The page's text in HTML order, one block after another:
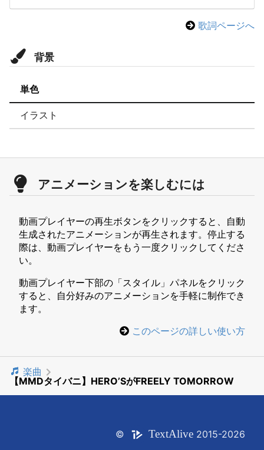
歌詞ページへ
背景
単色
イラスト
アニメーションを楽しむには
動画プレイヤーの再生ボタンをクリックすると、自動
生成されたアニメーションが再生されます。停止する
際は、動画プレイヤーをもう一度クリックしてくださ
い。
動画プレイヤー下部の「スタイル」パネルをクリック
すると、自分好みのアニメーションを手軽に制作でき
ます。
このページの詳しい使い方
楽曲
【MMDタイバニ】HERO’SがFREELY TOMORROW
© TextAlive 2015-2026